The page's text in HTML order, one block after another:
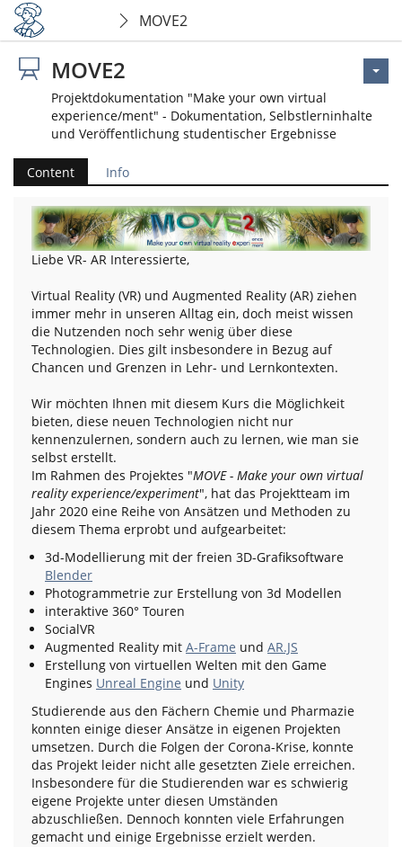
MOVE2
MOVE2
Projektdokumentation "Make your own virtual
experience/ment" - Dokumentation, Selbstlerninhalte
und Veröffentlichung studentischer Ergebnisse
Content Info
Liebe VR- AR Interessierte,
Virtual Reality (VR) und Augmented Reality (AR) ziehen
immer mehr in unseren Alltag ein, doch meist wissen
die Nutzenden noch sehr wenig über diese
Technologien. Dies gilt insbesondere in Bezug auf
Chancen und Grenzen in Lehr- und Lernkontexten.
Wir möchten Ihnen mit diesem Kurs die Möglichkeit
bieten, diese neuen Technologien nicht nur
kennenzulernen, sondern auch zu lernen, wie man sie
selbst erstellt.
Im Rahmen des Projektes "MOVE - Make your own virtual
reality experience/experiment", hat das Projektteam im
Jahr 2020 eine Reihe von Ansätzen und Methoden zu
diesem Thema erprobt und aufgearbeitet:
3d-Modellierung mit der freien 3D-Grafiksoftware
Blender
Photogrammetrie zur Erstellung von 3d Modellen
interaktive 360° Touren
SocialVR
Augmented Reality mit A-Frame und AR.JS
Erstellung von virtuellen Welten mit den Game
Engines Unreal Engine und Unity
Studierende aus den Fächern Chemie und Pharmazie
konnten einige dieser Ansätze in eigenen Projekten
umsetzen. Durch die Folgen der Corona-Krise, konnte
das Projekt leider nicht alle gesetzten Ziele erreichen.
Insbesondere für die Studierenden war es schwierig
eigene Projekte unter diesen Umständen
abzuschließen. Dennoch konnten viele Erfahrungen
gemacht und einige Ergebnisse erzielt werden.